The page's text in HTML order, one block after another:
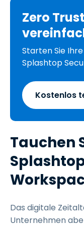
Zero
Starten Sie
Splashtop
Kostenlos
Tauchen
Das digitale
Unternehmen